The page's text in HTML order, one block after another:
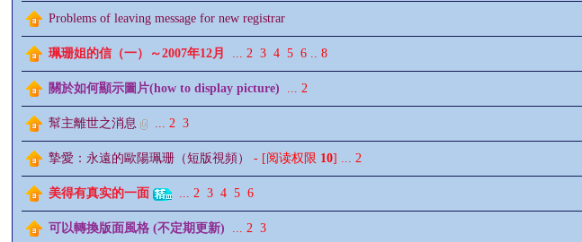
Problems of leaving message for new registrar
珮珊姐的信（一）～2007年12月 ... 2 3 4 5 6 .. 8
關於如何顯示圖片(how to display picture) ... 2
幫主離世之消息 ... 2 3
摯愛：永遠的歐陽珮珊（短版視頻） - [阅读权限 10] ... 2
美得有真实的一面 ... 2 3 4 5 6
可以轉換版面風格 (不定期更新) ... 2 3